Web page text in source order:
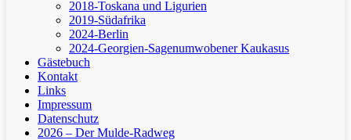
2018-Toskana und Ligurien
2019-Südafrika
2024-Berlin
2024-Georgien-Sagenumwobener Kaukasus
Gästebuch
Kontakt
Links
Impressum
Datenschutz
2026 – Der Mulde-Radweg